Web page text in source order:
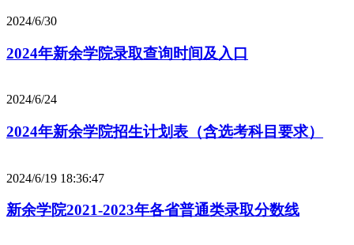
2024/6/30
2024年新余学院录取查询时间及入口
2024/6/24
2024年新余学院招生计划表（含选考科目要求）
2024/6/19 18:36:47
新余学院2021-2023年各省普通类录取分数线